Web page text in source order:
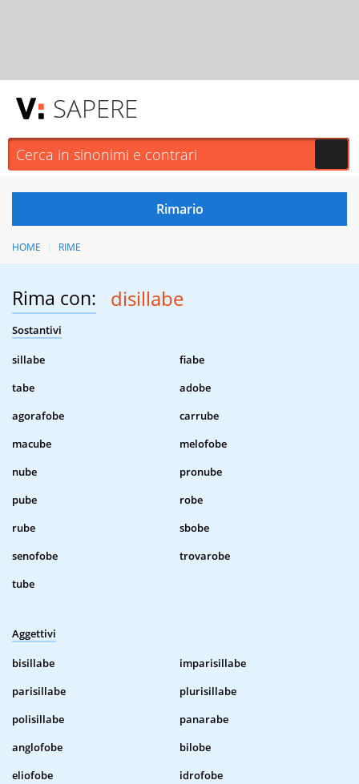
SAPERE
HOME RIME
Rima con: disillabe
Sostantivi
sillabe
fiabe
tabe
adobe
agorafobe
carrube
macube
melofobe
nube
pronube
pube
robe
rube
sbobe
senofobe
trovarobe
tube
Aggettivi
bisillabe
imparisillabe
parisillabe
plurisillabe
polisillabe
panarabe
anglofobe
bilobe
eliofobe
idrofobe